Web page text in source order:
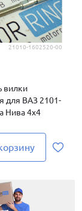
21010-1602520-00
вилки
для ВАЗ 2101-
Нива 4х4